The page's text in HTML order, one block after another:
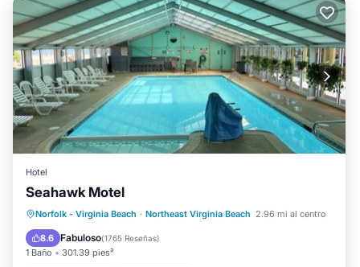
Hotel
Seahawk Motel
Norfolk - Virginia Beach · Northeast Virginia Beach 2.96 mi al centro
8.6 Fabuloso(1765 Reseñas)
1 Baño 301.39 pies²
Piscina privada
Frente al mar
Bañera de hidromasaje